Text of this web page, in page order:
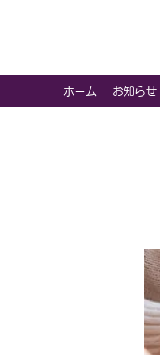
ホーム お知らせ